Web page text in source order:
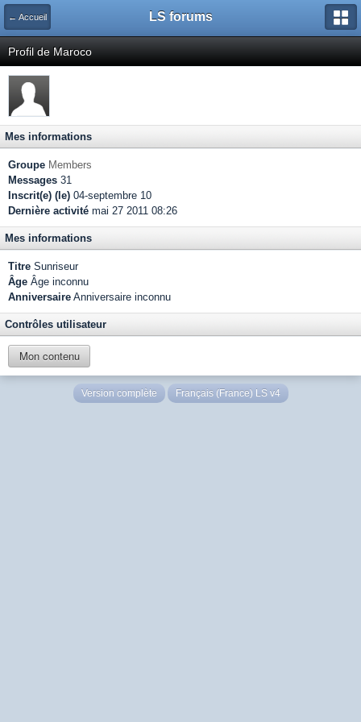
← Accueil LS forums
Profil de Maroco
Mes informations
Groupe Members
Messages 31
Inscrit(e) (le) 04-septembre 10
Dernière activité mai 27 2011 08:26
Mes informations
Titre Sunriseur
Âge Âge inconnu
Anniversaire Anniversaire inconnu
Contrôles utilisateur
Mon contenu
Version complète Français (France) LS v4